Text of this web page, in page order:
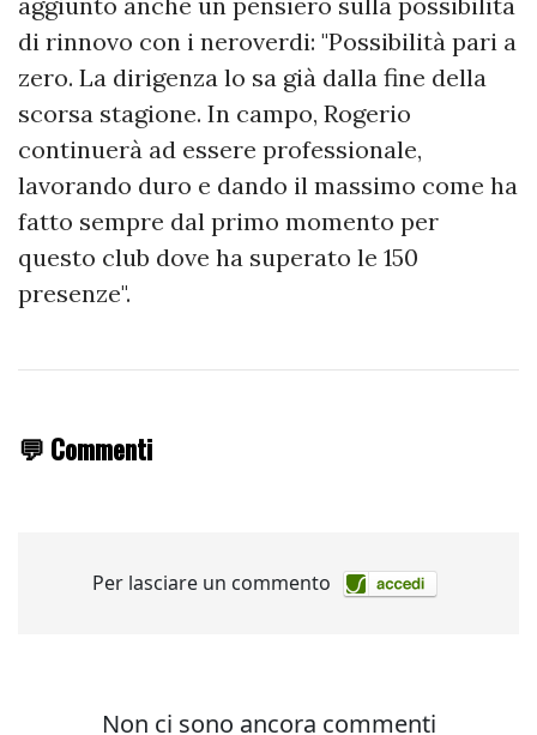
di rinnovo con i neroverdi: "Possibilità pari a
zero. La dirigenza lo sa già dalla fine della
scorsa stagione. In campo, Rogerio
continuerà ad essere professionale,
lavorando duro e dando il massimo come ha
fatto sempre dal primo momento per
questo club dove ha superato le 150
presenze".
💬 Commenti